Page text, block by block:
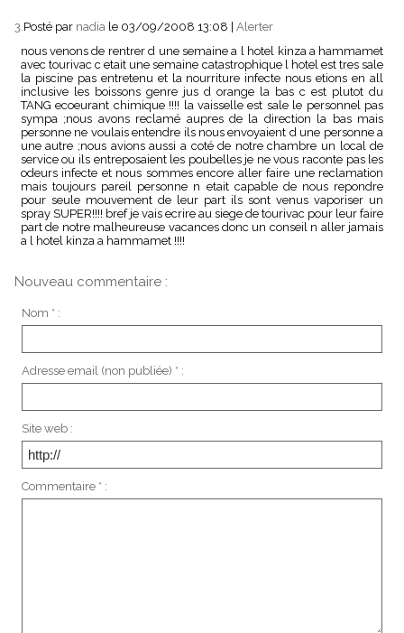
3.Posté par nadia le 03/09/2008 13:08
Alerter
nous venons de rentrer d une semaine a l hotel kinza a hammamet
avec tourivac c etait une semaine catastrophique l hotel est tres sale
la piscine pas entretenu et la nourriture infecte nous etions en all
inclusive les boissons genre jus d orange la bas c est plutot du
TANG ecoeurant chimique !!!! la vaisselle est sale le personnel pas
sympa ;nous avons reclamé aupres de la direction la bas mais
personne ne voulais entendre ils nous envoyaient d une personne a
une autre ;nous avions aussi a coté de notre chambre un local de
service ou ils entreposaient les poubelles je ne vous raconte pas les
odeurs infecte et nous sommes encore aller faire une reclamation
mais toujours pareil personne n etait capable de nous repondre
pour seule mouvement de leur part ils sont venus vaporiser un
spray SUPER!!!! bref je vais ecrire au siege de tourivac pour leur faire
part de notre malheureuse vacances donc un conseil n aller jamais
a l hotel kinza a hammamet !!!!
Nouveau commentaire :
Nom * :
Adresse email (non publiée) * :
Site web :
Commentaire * :